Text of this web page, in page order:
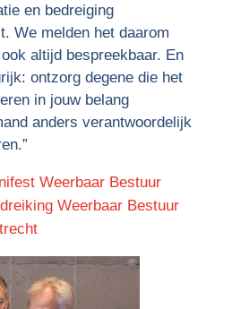
en bedreiging
We melden het daarom
altijd bespreekbaar. En
ontzorg degene die het
in jouw belang
anders verantwoordelijk
Weerbaar Bestuur
Weerbaar Bestuur